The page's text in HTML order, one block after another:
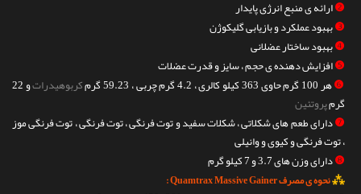
❷ارائه ی منبع انرژی پایدار
❸بهبود عملکرد و بازیابی گلیکوژن
❹بهبود ساختار عضلانی
❺افزایش دهنده ی حجم ، سایز و قدرت عضلات
❻هر 100 گرم حاوی 363 کیلو کالری ، 4.2 گرم چربی ، 59.23 گرم کربوهیدرات و 22
گرمپروتئین
❼دارای طعم های شکلاتی ، شکلات سفید و توت فرنگی ، توت فرنگی ، توت فرنگی موز
، توت فرنگی و کیوی و وانیلی
❽دارای وزن های 3.7 و 7 کیلو گرم
⁂نحوه ی مصرف Quamtrax Massive Gainer :